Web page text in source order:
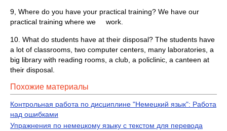
9, Where do you have your practical training? We have our
practical training where we work.
10. What do students have at their disposal? The students have
a lot of classrooms, two computer centers, many laboratories, a
big library with reading rooms, a club, a policlinic, a canteen at
their disposal.
Похожие материалы
Контрольная работа по дисциплине "Немецкий язык": Работа
над ошибками
Упражнения по немецкому языку с текстом для перевода